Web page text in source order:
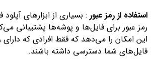
استفاده از رمز عبور : بسیاری از ابزارهای
رمز عبور برای فایل‌ها و پوشه‌ها پشتیبانی
این امکان را می‌دهد که فقط افرادی که دارای
فایل‌های شما دسترسی داشته باشند.